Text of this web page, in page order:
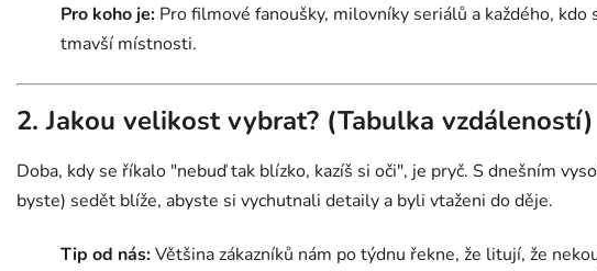
Pro koho je: Pro filmové fanoušky, milovníky seriálů a každého, kdo
tmavší místnosti.
2. Jakou velikost vybrat? (Tabulka vzdáleností)
Doba, kdy se říkalo "nebuď tak blízko, kazíš si oči", je pryč. S dnešním
byste) sedět blíže, abyste si vychutnali detaily a byli vtaženi do děje.
Tip od nás:Většina zákazníků nám po týdnu řekne, že litují, že